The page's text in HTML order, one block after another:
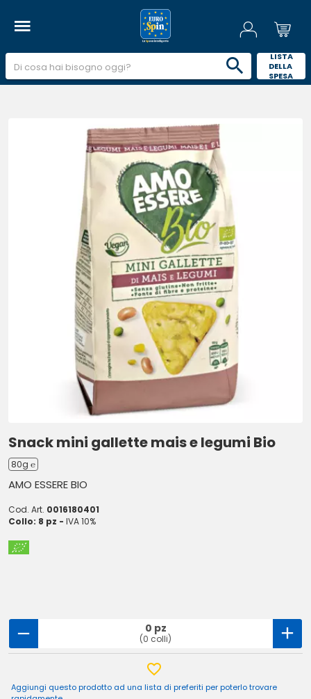
LISTA
DELLA
SPESA
Snack mini gallette mais e legumi Bio
80g ℮
AMO ESSERE BIO
Cod. Art. 0016180401
Collo: 8 pz - IVA 10%
0 pz
(0 colli)
Aggiungi questo prodotto ad una lista di preferiti per poterlo trovare